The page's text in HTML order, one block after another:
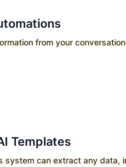
from your
Templates
system can extract any data,